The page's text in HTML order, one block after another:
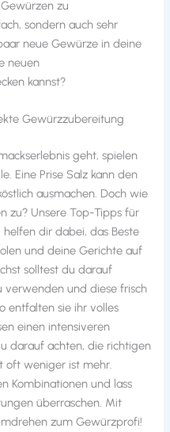
zu
sondern auch sehr
neue Gewürze in deine
neuen
kannst?
Gewürzzubereitung
geht, spielen
Eine Prise Salz kann den
ausmachen. Doch wie
zu? Unsere Top-Tipps für
dir dabei, das Beste
und deine Gerichte auf
solltest du darauf
verwenden und diese frisch
entfalten sie ihr volles
einen intensiveren
darauf achten, die richtigen
oft weniger ist mehr.
Kombinationen und lass
überraschen. Mit
zum Gewürzprofi!